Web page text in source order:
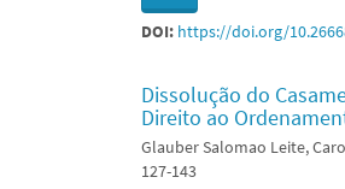
DOI: https://doi.org/
Dissolução do
Direito ao
Glauber Salomao Leite,
127-143